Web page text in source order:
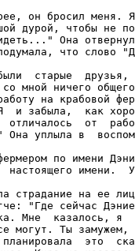
он бросил меня.
дурой, чтобы не
Она
что слово
старые  друзья,
мной ничего
на крабовой
и забыла,  как
от
уплыла в
по имени
настоящего имени.
страдание на ее
"Где сейчас
Мне  казалось, я
могут. Ты замужем,
это